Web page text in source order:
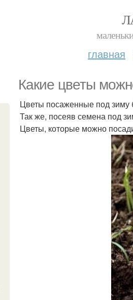
главная
Какие цветы
Цветы посаженные под зиму
Так же, посеяв семена под
Цветы, которые можно